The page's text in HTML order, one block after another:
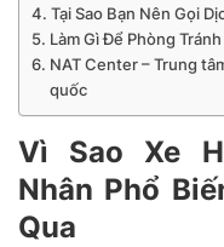
Tại Sao Bạn Nên Gọi
Làm Gì Để Phòng
NAT Center – Trung
quốc
Vì Sao Xe
Nhân Phổ
Qua